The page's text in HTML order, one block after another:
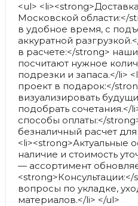
<ul>
Московской области:</
в удобное время, с
аккуратной
в расчете:</strong>
посчитают нужное
подрезки и запаса.</li>
проект в подарок:</
визуализировать
подобрать
способы оплаты:</
безналичный расчет
<li><strong>Актуальные
наличие и стоимость
— ассортимент
вопросы по укладке,
материалов.</li> </ul>